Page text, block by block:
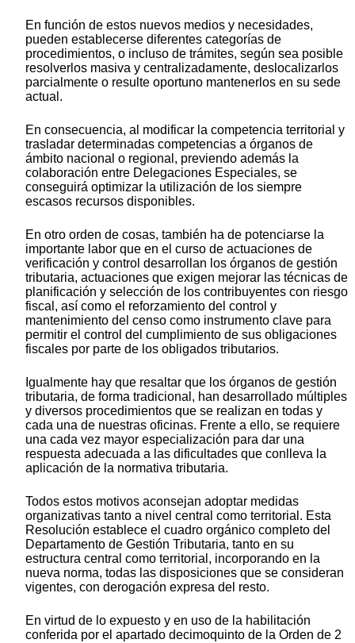
En función de estos nuevos medios y necesidades,
pueden establecerse diferentes categorías de
procedimientos, o incluso de trámites, según sea posible
resolverlos masiva y centralizadamente, deslocalizarlos
parcialmente o resulte oportuno mantenerlos en su sede
actual.
En consecuencia, al modificar la competencia territorial y
trasladar determinadas competencias a órganos de
ámbito nacional o regional, previendo además la
colaboración entre Delegaciones Especiales, se
conseguirá optimizar la utilización de los siempre
escasos recursos disponibles.
En otro orden de cosas, también ha de potenciarse la
importante labor que en el curso de actuaciones de
verificación y control desarrollan los órganos de gestión
tributaria, actuaciones que exigen mejorar las técnicas de
planificación y selección de los contribuyentes con riesgo
fiscal, así como el reforzamiento del control y
mantenimiento del censo como instrumento clave para
permitir el control del cumplimiento de sus obligaciones
fiscales por parte de los obligados tributarios.
Igualmente hay que resaltar que los órganos de gestión
tributaria, de forma tradicional, han desarrollado múltiples
y diversos procedimientos que se realizan en todas y
cada una de nuestras oficinas. Frente a ello, se requiere
una cada vez mayor especialización para dar una
respuesta adecuada a las dificultades que conlleva la
aplicación de la normativa tributaria.
Todos estos motivos aconsejan adoptar medidas
organizativas tanto a nivel central como territorial. Esta
Resolución establece el cuadro orgánico completo del
Departamento de Gestión Tributaria, tanto en su
estructura central como territorial, incorporando en la
nueva norma, todas las disposiciones que se consideran
vigentes, con derogación expresa del resto.
En virtud de lo expuesto y en uso de la habilitación
conferida por el apartado decimoquinto de la Orden de 2